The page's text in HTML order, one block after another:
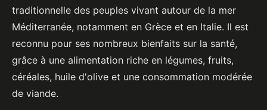
traditionnelle des peuples vivant autour de la mer
Méditerranée, notamment en Grèce et en Italie. Il est
reconnu pour ses nombreux bienfaits sur la santé,
grâce à une alimentation riche en légumes, fruits,
céréales, huile d'olive et une consommation modérée
de viande.